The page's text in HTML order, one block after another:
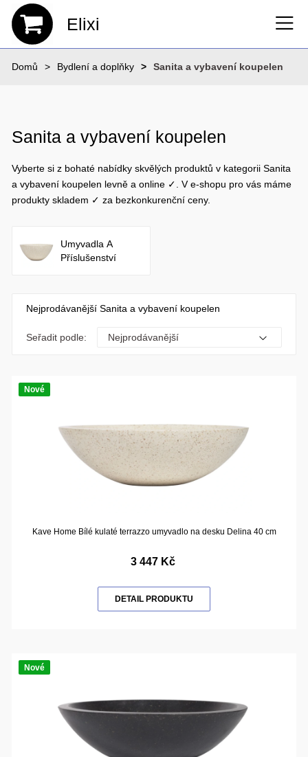
Elixi
Domů Bydlení a doplňky Sanita a vybavení koupelen
Sanita a vybavení koupelen
Vyberte si z bohaté nabídky skvělých produktů v kategorii Sanita
a vybavení koupelen levně a online ✓. V e-shopu pro vás máme
produkty skladem ✓ za bezkonkurenční ceny.
Umyvadla A
Příslušenství
Nejprodávanější Sanita a vybavení koupelen
Seřadit podle:
Nové
Kave Home Bílé kulaté terrazzo umyvadlo na desku Delina 40 cm
3 447 Kč
DETAIL PRODUKTU
Nové